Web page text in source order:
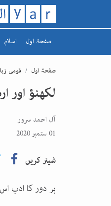
صفحۂ اول اسلام
صفحۂ اول قومی
لکھنؤ اور
آل احمد سرور
01 ستمبر 2020
شیئر کریں
ہر دور کا ادب